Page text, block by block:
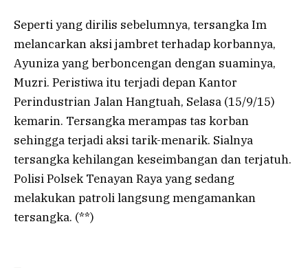
Seperti yang dirilis sebelumnya, tersangka Im
melancarkan aksi jambret terhadap korbannya,
Ayuniza yang berboncengan dengan suaminya,
Muzri. Peristiwa itu terjadi depan Kantor
Perindustrian Jalan Hangtuah, Selasa (15/9/15)
kemarin. Tersangka merampas tas korban
sehingga terjadi aksi tarik-menarik. Sialnya
tersangka kehilangan keseimbangan dan terjatuh.
Polisi Polsek Tenayan Raya yang sedang
melakukan patroli langsung mengamankan
tersangka. (**)